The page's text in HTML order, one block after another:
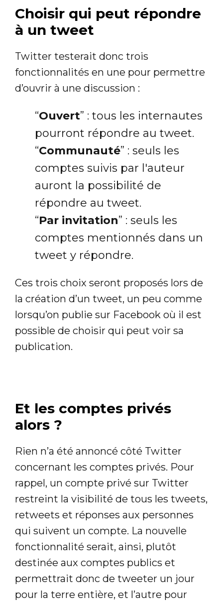
Choisir qui peut répondre
à un tweet
Twitter testerait donc trois
fonctionnalités en une pour permettre
d’ouvrir à une discussion :
“Ouvert” : tous les internautes
pourront répondre au tweet.
“Communauté” : seuls les
comptes suivis par l'auteur
auront la possibilité de
répondre au tweet.
“Par invitation” : seuls les
comptes mentionnés dans un
tweet y répondre.
Ces trois choix seront proposés lors de
la création d’un tweet, un peu comme
lorsqu’on publie sur Facebook où il est
possible de choisir qui peut voir sa
publication.
Et les comptes privés
alors ?
Rien n’a été annoncé côté Twitter
concernant les comptes privés. Pour
rappel, un compte privé sur Twitter
restreint la visibilité de tous les tweets,
retweets et réponses aux personnes
qui suivent un compte. La nouvelle
fonctionnalité serait, ainsi, plutôt
destinée aux comptes publics et
permettrait donc de tweeter un jour
pour la terre entière, et l’autre pour